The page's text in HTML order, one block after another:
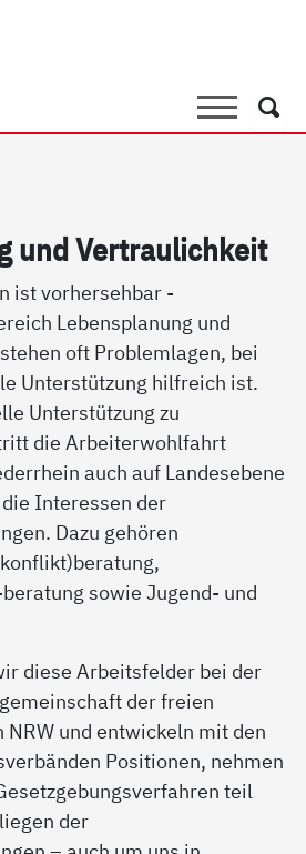
SucheSuche
und Ver­trau­lich­keit
ist vorhersehbar -
Lebensplanung und
oft Problemlagen, bei
Unterstützung hilfreich ist.
Unterstützung zu
die Arbeiterwohlfahrt
auch auf Landesebene
Interessen der
Dazu gehören
sowie Jugend- und
diese Arbeitsfelder bei der
der freien
und entwickeln mit den
Positionen, nehmen
teil
der